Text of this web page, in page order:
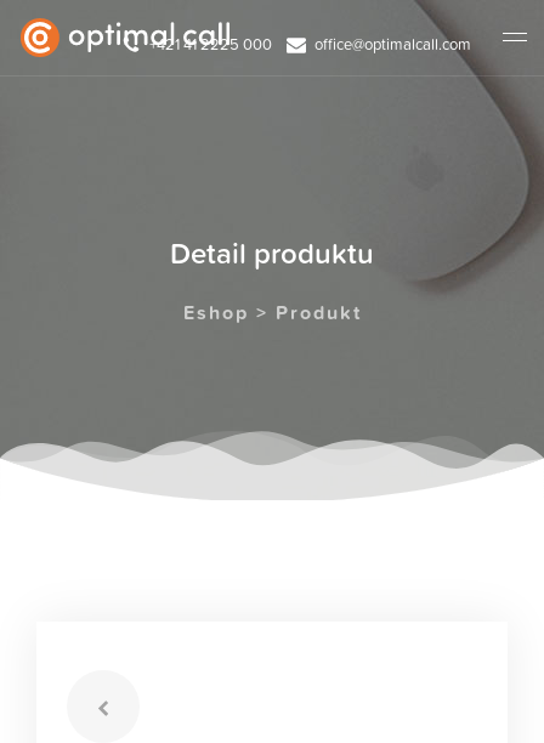
+421 41 2225 000 office@optimalcall.com
Detail produktu
Eshop > Produkt